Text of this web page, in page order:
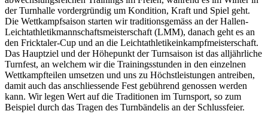
der Turnhalle vordergründig um Kondition, Kraft und Spiel geht.
Die Wettkampfsaison starten wir traditionsgemäss an der Hallen-
Leichtathletikmannschaftsmeisterschaft (LMM), danach geht es an
den Fricktaler-Cup und an die Leichtathletikeinkampfmeisterschaft.
Das Hauptziel und der Höhepunkt der Turnsaison ist das alljährliche
Turnfest, an welchem wir die Trainingsstunden in den einzelnen
Wettkampfteilen umsetzen und uns zu Höchstleistungen antreiben,
damit auch das anschliessende Fest gebührend genossen werden
kann. Wir legen Wert auf die Traditionen im Turnsport, so zum
Beispiel durch das Tragen des Turnbändelis an der Schlussfeier.